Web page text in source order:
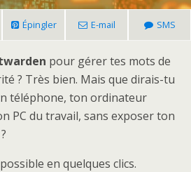
Épingler E-mail SMS
pour gérer tes mots de
? Très bien. Mais que dirais-tu
téléphone, ton ordinateur
PC du travail, sans exposer ton
possible en quelques clics.